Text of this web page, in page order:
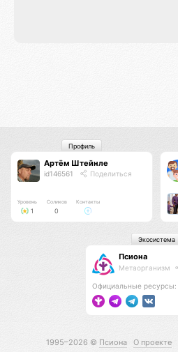
Артём Штейнле
id146561 Поделиться
Уровень
1
Соликов
0
Контакты
Профиль
Псиона
Метаорганизм
Официальные ресурсы:
Экосистема
1995–2026 © Псиона О проекте